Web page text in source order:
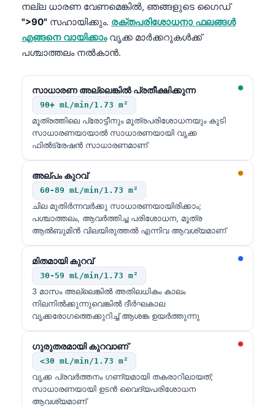
നല്ല ധാരണ വേണമെങ്കിൽ, ഞങ്ങളുടെ ഗൈഡ്
">90" സഹായിക്കും. രക്തപരിശോധനാ ഫലങ്ങൾ
എങ്ങനെ വായിക്കാംവൃക്ക മാർക്കറുകൾക്ക്
പശ്ചാത്തലം നൽകാൻ.
സാധാരണ അല്ലെങ്കിൽ പ്രതീക്ഷിക്കുന്ന
90+ mL/min/1.73 m²
മൂത്രത്തിലെ പ്രോട്ടീനും മൂത്രപരിശോധനയും കൂടി
സാധാരണയായാൽ സാധാരണയായി വൃക്ക
ഫിൽട്രേഷൻ സാധാരണമാണ്
അല്പം കുറവ്
60-89 mL/min/1.73 m²
ചില മുതിർന്നവർക്കു സാധാരണയായിരിക്കാം;
പശ്ചാത്തലം, ആവർത്തിച്ച പരിശോധന, മൂത്ര
ആൽബുമിൻ വിലയിരുത്തൽ എന്നിവ ആവശ്യമാണ്
മിതമായി കുറവ്
30-59 mL/min/1.73 m²
3 മാസം അല്ലെങ്കിൽ അതിലധികം കാലം
നിലനിൽക്കുന്നുവെങ്കിൽ ദീർഘകാല
വൃക്കരോഗത്തെക്കുറിച്ച് ആശങ്ക ഉയർത്തുന്നു
ഗുരുതരമായി കുറവാണ്
<30 mL/min/1.73 m²
വൃക്ക പ്രവർത്തനം ഗണ്യമായി തകരാറിലായത്;
സാധാരണയായി ഉടൻ വൈദ്യപരിശോധന
ആവശ്യമാണ്